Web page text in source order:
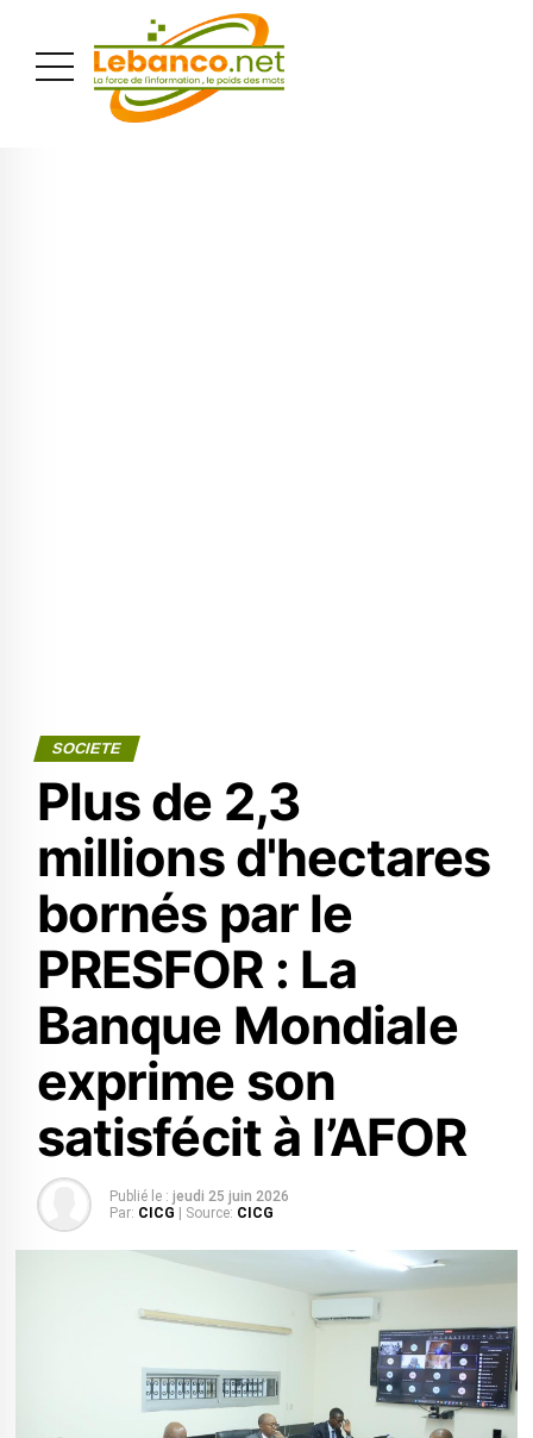
SOCIETE
Plus de 2,3
millions d'hectares
bornés par le
PRESFOR : La
Banque Mondiale
exprime son
satisfécit à l’AFOR
Publié le : jeudi 25 juin 2026
Par: CICG | Source: CICG